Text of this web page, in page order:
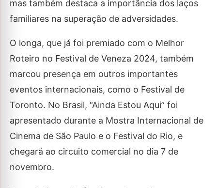
mas também destaca a importância dos laços
familiares na superação de adversidades.
O longa, que já foi premiado com o Melhor
Roteiro no Festival de Veneza 2024, também
marcou presença em outros importantes
eventos internacionais, como o Festival de
Toronto. No Brasil, “Ainda Estou Aqui” foi
apresentado durante a Mostra Internacional de
Cinema de São Paulo e o Festival do Rio, e
chegará ao circuito comercial no dia 7 de
novembro.